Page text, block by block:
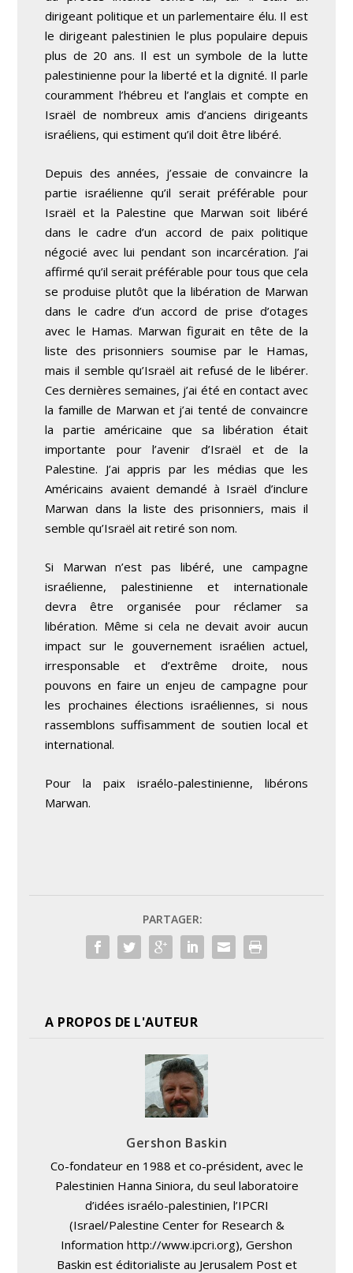
dirigeant politique et un parlementaire élu. Il est
le dirigeant palestinien le plus populaire depuis
plus de 20 ans. Il est un symbole de la lutte
palestinienne pour la liberté et la dignité. Il parle
couramment l’hébreu et l’anglais et compte en
Israël de nombreux amis d’anciens dirigeants
israéliens, qui estiment qu’il doit être libéré.
Depuis des années, j’essaie de convaincre la
partie israélienne qu’il serait préférable pour
Israël et la Palestine que Marwan soit libéré
dans le cadre d’un accord de paix politique
négocié avec lui pendant son incarcération. J’ai
affirmé qu’il serait préférable pour tous que cela
se produise plutôt que la libération de Marwan
dans le cadre d’un accord de prise d’otages
avec le Hamas. Marwan figurait en tête de la
liste des prisonniers soumise par le Hamas,
mais il semble qu’Israël ait refusé de le libérer.
Ces dernières semaines, j’ai été en contact avec
la famille de Marwan et j’ai tenté de convaincre
la partie américaine que sa libération était
importante pour l’avenir d’Israël et de la
Palestine. J’ai appris par les médias que les
Américains avaient demandé à Israël d’inclure
Marwan dans la liste des prisonniers, mais il
semble qu’Israël ait retiré son nom.
Si Marwan n’est pas libéré, une campagne
israélienne, palestinienne et internationale
devra être organisée pour réclamer sa
libération. Même si cela ne devait avoir aucun
impact sur le gouvernement israélien actuel,
irresponsable et d’extrême droite, nous
pouvons en faire un enjeu de campagne pour
les prochaines élections israéliennes, si nous
rassemblons suffisamment de soutien local et
international.
Pour la paix israélo-palestinienne, libérons
Marwan.
PARTAGER:
A PROPOS DE L'AUTEUR
Gershon Baskin
Co-fondateur en 1988 et co-président, avec le
Palestinien Hanna Siniora, du seul laboratoire
d’idées israélo-palestinien, l’IPCRI
(Israel/Palestine Center for Research &
Information http://www.ipcri.org), Gershon
Baskin est éditorialiste au Jerusalem Post et